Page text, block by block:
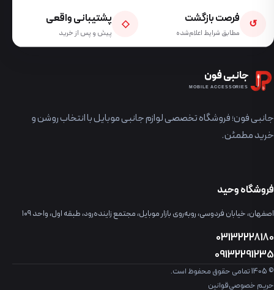
↺ فرصت بازگشت
مطابق شرایط اعلام‌شده
◇ پشتیبانی واقعی
پیش و پس از خرید
جانبی فون
MOBILE ACCESSORIES
جانبی فون؛ فروشگاه تخصصی لوازم جانبی موبایل با انتخاب روشن و
خرید مطمئن.
فروشگاه وحید
اصفهان، خیابان فردوسی، روبه‌روی بازار موبایل، مجتمع زاینده‌رود، طبقه اول، واحد ۱۰۹
03132228180
09132291235
© 1405 تمامی حقوق محفوظ است.
حریم خصوصیقوانین